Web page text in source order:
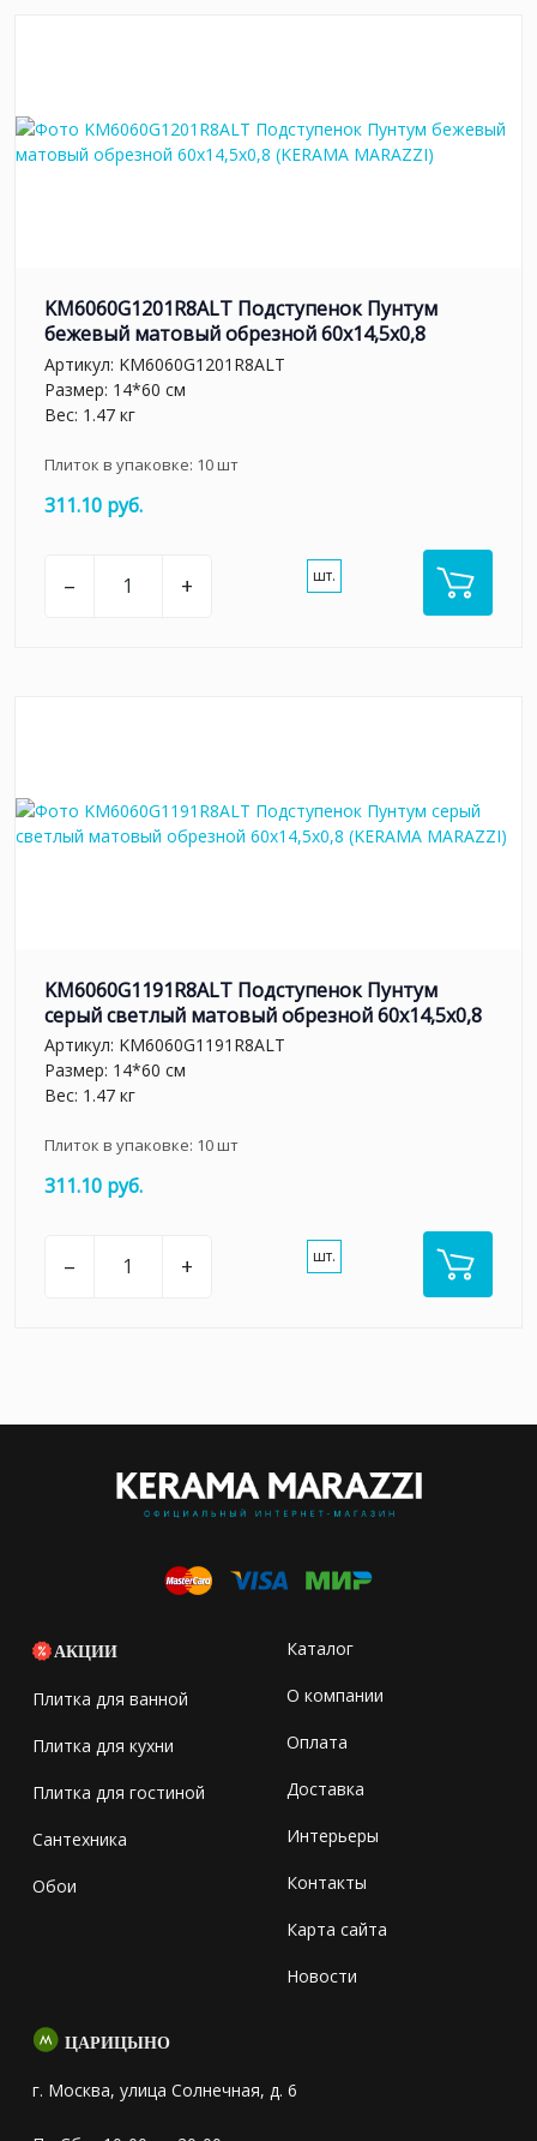
KM6060G1201R8ALT Подступенок Пунтум
бежевый матовый обрезной 60x14,5x0,8
Артикул: KM6060G1201R8ALT
Размер: 14*60 см
Вес: 1.47 кг
Плиток в упаковке: 10шт
311.10 руб.
– + шт.
KM6060G1191R8ALT Подступенок Пунтум
серый светлый матовый обрезной 60x14,5x0,8
Артикул: KM6060G1191R8ALT
Размер: 14*60 см
Вес: 1.47 кг
Плиток в упаковке: 10шт
311.10 руб.
– + шт.
АКЦИИ
Плитка для ванной
Плитка для кухни
Плитка для гостиной
Сантехника
Обои
Каталог
О компании
Оплата
Доставка
Интерьеры
Контакты
Карта сайта
Новости
ЦАРИЦЫНО
г. Москва, улица Солнечная, д. 6